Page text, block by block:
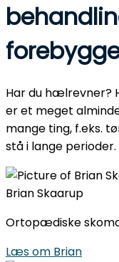
Har du hælrevner?
er et meget
mange ting, f.eks.
stå i lange perioder.
Brian Skaarup
Ortopædiske
Læs om Brian